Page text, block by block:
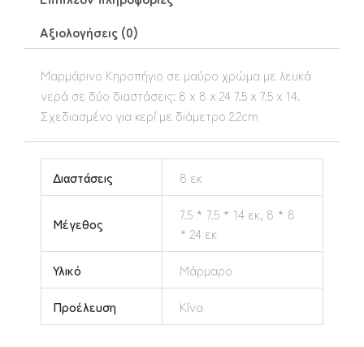
Αξιολογήσεις (0)
Μαρμάρινο Κηροπήγιο σε μαύρο χρώμα με λευκά
νερά σε δύο διαστάσεις: 8 x 8 x 24 7.5 x 7.5 x 14.
Σχεδιασμένο για κερί με διάμετρο 2.2cm
Διαστάσεις 8 εκ
Μέγεθος
7.5 * 7.5 * 14 εκ, 8 * 8
* 24 εκ
Υλικό
Μάρμαρο
Προέλευση
Κίνα